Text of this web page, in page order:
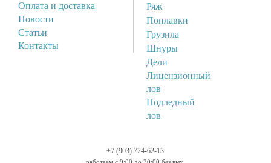
Оплата и доставка
Новости
Статьи
Контакты
Ряж
Поплавки
Грузила
Шнуры
Дели
Лицензионный
лов
Подледный
лов
+7 (903) 724-62-13